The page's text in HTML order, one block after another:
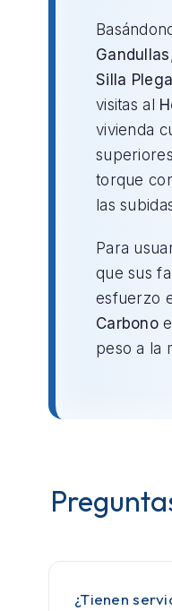
Gandullas
Silla
visitas al
vivienda
torque
las
Para
que sus
esfuerzo
Carbono
peso a la
¿Tienen